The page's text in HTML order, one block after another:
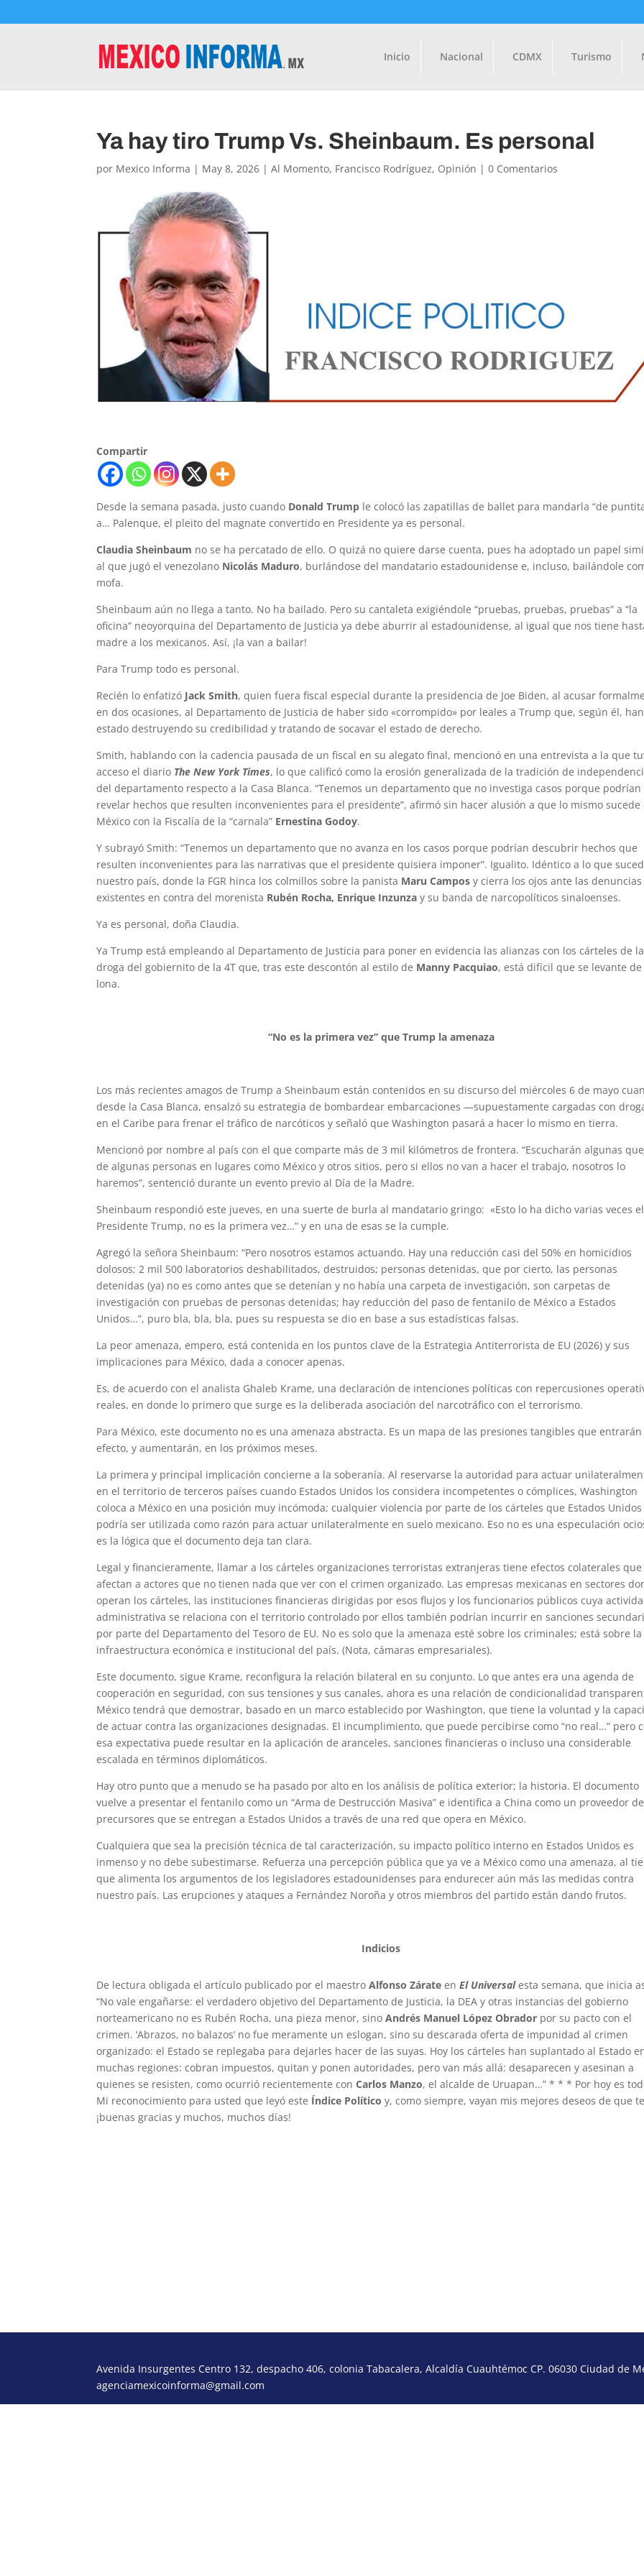
Inicio Nacional CDMX Turismo
Ya hay tiro Trump Vs. Sheinbaum. Es personal
por Mexico Informa | May 8, 2026 |Al Momento, Francisco Rodríguez, Opinión |0 Comentarios
Compartir
Desde la semana pasada, justo cuando Donald Trump le colocó las zapatillas de ballet para mandarla “de
a… Palenque, el pleito del magnate convertido en Presidente ya es personal.
Claudia Sheinbaum no se ha percatado de ello. O quizá no quiere darse cuenta, pues ha adoptado un papel
al que jugó el venezolano Nicolás Maduro, burlándose del mandatario estadounidense e, incluso, bailándole
mofa.
Sheinbaum aún no llega a tanto. No ha bailado. Pero su cantaleta exigiéndole “pruebas, pruebas, pruebas” a “la
oficina” neoyorquina del Departamento de Justicia ya debe aburrir al estadounidense, al igual que nos tiene
madre a los mexicanos. Así, ¡la van a bailar!
Para Trump todo es personal.
Recién lo enfatizó Jack Smith, quien fuera fiscal especial durante la presidencia de Joe Biden, al acusar
en dos ocasiones, al Departamento de Justicia de haber sido «corrompido» por leales a Trump que, según él, han
estado destruyendo su credibilidad y tratando de socavar el estado de derecho.
Smith, hablando con la cadencia pausada de un fiscal en su alegato final, mencionó en una entrevista a la que
acceso el diario The New York Times, lo que calificó como la erosión generalizada de la tradición de
del departamento respecto a la Casa Blanca. “Tenemos un departamento que no investiga casos porque podrían
revelar hechos que resulten inconvenientes para el presidente”, afirmó sin hacer alusión a que lo mismo sucede
México con la Fiscalía de la “carnala” Ernestina Godoy.
Y subrayó Smith: “Tenemos un departamento que no avanza en los casos porque podrían descubrir hechos que
resulten inconvenientes para las narrativas que el presidente quisiera imponer”. Igualito. Idéntico a lo que
nuestro país, donde la FGR hinca los colmillos sobre la panista Maru Campos y cierra los ojos ante las denuncias
existentes en contra del morenista Rubén Rocha, Enrique Inzunza y su banda de narcopolíticos sinaloenses.
Ya es personal, doña Claudia.
Ya Trump está empleando al Departamento de Justicia para poner en evidencia las alianzas con los cárteles de la
droga del gobiernito de la 4T que, tras este descontón al estilo de Manny Pacquiao, está difícil que se levante de
lona.
“No es la primera vez” que Trump la amenaza
Los más recientes amagos de Trump a Sheinbaum están contenidos en su discurso del miércoles 6 de mayo
desde la Casa Blanca, ensalzó su estrategia de bombardear embarcaciones —supuestamente cargadas con
en el Caribe para frenar el tráfico de narcóticos y señaló que Washington pasará a hacer lo mismo en tierra.
Mencionó por nombre al país con el que comparte más de 3 mil kilómetros de frontera. “Escucharán algunas
de algunas personas en lugares como México y otros sitios, pero si ellos no van a hacer el trabajo, nosotros lo
haremos”, sentenció durante un evento previo al Día de la Madre.
Sheinbaum respondió este jueves, en una suerte de burla al mandatario gringo: «Esto lo ha dicho varias veces el
Presidente Trump, no es la primera vez…” y en una de esas se la cumple.
Agregó la señora Sheinbaum: “Pero nosotros estamos actuando. Hay una reducción casi del 50% en homicidios
dolosos; 2 mil 500 laboratorios deshabilitados, destruidos; personas detenidas, que por cierto, las personas
detenidas (ya) no es como antes que se detenían y no había una carpeta de investigación, son carpetas de
investigación con pruebas de personas detenidas; hay reducción del paso de fentanilo de México a Estados
Unidos…”, puro bla, bla, bla, pues su respuesta se dio en base a sus estadísticas falsas.
La peor amenaza, empero, está contenida en los puntos clave de la Estrategia Antiterrorista de EU (2026) y sus
implicaciones para México, dada a conocer apenas.
Es, de acuerdo con el analista Ghaleb Krame, una declaración de intenciones políticas con repercusiones
reales, en donde lo primero que surge es la deliberada asociación del narcotráfico con el terrorismo.
Para México, este documento no es una amenaza abstracta. Es un mapa de las presiones tangibles que entrarán
efecto, y aumentarán, en los próximos meses.
La primera y principal implicación concierne a la soberanía. Al reservarse la autoridad para actuar
en el territorio de terceros países cuando Estados Unidos los considera incompetentes o cómplices, Washington
coloca a México en una posición muy incómoda; cualquier violencia por parte de los cárteles que Estados Unidos
podría ser utilizada como razón para actuar unilateralmente en suelo mexicano. Eso no es una especulación
es la lógica que el documento deja tan clara.
Legal y financieramente, llamar a los cárteles organizaciones terroristas extranjeras tiene efectos colaterales que
afectan a actores que no tienen nada que ver con el crimen organizado. Las empresas mexicanas en sectores
operan los cárteles, las instituciones financieras dirigidas por esos flujos y los funcionarios públicos cuya
administrativa se relaciona con el territorio controlado por ellos también podrían incurrir en sanciones
por parte del Departamento del Tesoro de EU. No es solo que la amenaza esté sobre los criminales; está sobre la
infraestructura económica e institucional del país. (Nota, cámaras empresariales).
Este documento, sigue Krame, reconfigura la relación bilateral en su conjunto. Lo que antes era una agenda de
cooperación en seguridad, con sus tensiones y sus canales, ahora es una relación de condicionalidad
México tendrá que demostrar, basado en un marco establecido por Washington, que tiene la voluntad y la
de actuar contra las organizaciones designadas. El incumplimiento, que puede percibirse como “no real…” pero
esa expectativa puede resultar en la aplicación de aranceles, sanciones financieras o incluso una considerable
escalada en términos diplomáticos.
Hay otro punto que a menudo se ha pasado por alto en los análisis de política exterior; la historia. El documento
vuelve a presentar el fentanilo como un “Arma de Destrucción Masiva” e identifica a China como un proveedor de
precursores que se entregan a Estados Unidos a través de una red que opera en México.
Cualquiera que sea la precisión técnica de tal caracterización, su impacto político interno en Estados Unidos es
inmenso y no debe subestimarse. Refuerza una percepción pública que ya ve a México como una amenaza, al
que alimenta los argumentos de los legisladores estadounidenses para endurecer aún más las medidas contra
nuestro país. Las erupciones y ataques a Fernández Noroña y otros miembros del partido están dando frutos.
Indicios
De lectura obligada el artículo publicado por el maestroAlfonso Zárate enEl Universalesta semana, que inicia
“No vale engañarse: el verdadero objetivo del Departamento de Justicia, la DEA y otras instancias del gobierno
norteamericano no es Rubén Rocha, una pieza menor, sinoAndrés Manuel López Obrador por su pacto con el
crimen. ‘Abrazos, no balazos’ no fue meramente un eslogan, sino su descarada oferta de impunidad al crimen
organizado: el Estado se replegaba para dejarles hacer de las suyas. Hoy los cárteles han suplantado al Estado
muchas regiones: cobran impuestos, quitan y ponen autoridades, pero van más allá: desaparecen y asesinan a
quienes se resisten, como ocurrió recientemente conCarlos Manzo, el alcalde de Uruapan…” * * * Por hoy es
Mi reconocimiento para usted que leyó este Índice Político y, como siempre, vayan mis mejores deseos de que
¡buenas gracias y muchos, muchos días!
Avenida Insurgentes Centro 132, despacho 406, colonia Tabacalera, Alcaldía Cuauhtémoc CP. 06030 Ciudad de
agenciamexicoinforma@gmail.com